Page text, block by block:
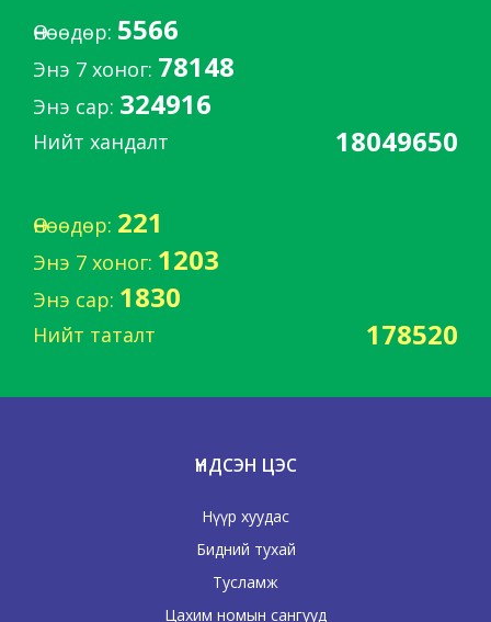
Өнөөдөр: 5566
Энэ 7 хоног: 78148
Энэ сар: 324916
Нийт хандалт 18049650
Өнөөдөр: 221
Энэ 7 хоног: 1203
Энэ сар: 1830
Нийт таталт 178520
ҮНДСЭН ЦЭС
Нүүр хуудас
Бидний тухай
Тусламж
Цахим номын сангууд